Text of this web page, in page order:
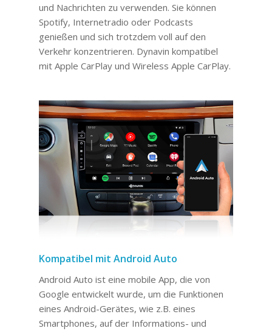
und Nachrichten zu verwenden. Sie können
Spotify, Internetradio oder Podcasts
genießen und sich trotzdem voll auf den
Verkehr konzentrieren. Dynavin kompatibel
mit Apple CarPlay und Wireless Apple CarPlay.
Kompatibel mit Android Auto
Android Auto ist eine mobile App, die von
Google entwickelt wurde, um die Funktionen
eines Android-Gerätes, wie z.B. eines
Smartphones, auf der Informations- und